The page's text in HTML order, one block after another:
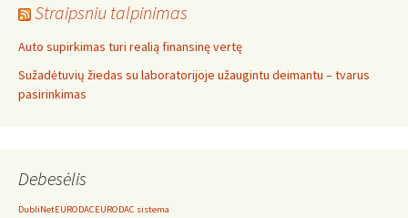
Straipsniu talpinimas
Auto supirkimas turi realią finansinę vertę
Sužadėtuvių žiedas su laboratorijoje užaugintu deimantu – tvarus
pasirinkimas
Debesėlis
DubliNetEURODACEURODAC sistema